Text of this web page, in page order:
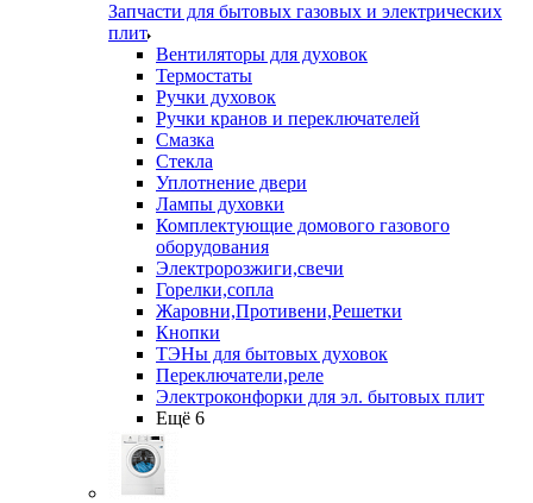
Запчасти для бытовых газовых и электрических
плит
Вентиляторы для духовок
Термостаты
Ручки духовок
Ручки кранов и переключателей
Смазка
Стекла
Уплотнение двери
Лампы духовки
Комплектующие домового газового
оборудования
Электророзжиги,свечи
Горелки,сопла
Жаровни,Противени,Решетки
Кнопки
ТЭНы для бытовых духовок
Переключатели,реле
Электроконфорки для эл. бытовых плит
Ещё 6